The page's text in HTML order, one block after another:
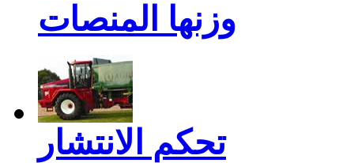
وزنها المنصات
تحكم الانتشار